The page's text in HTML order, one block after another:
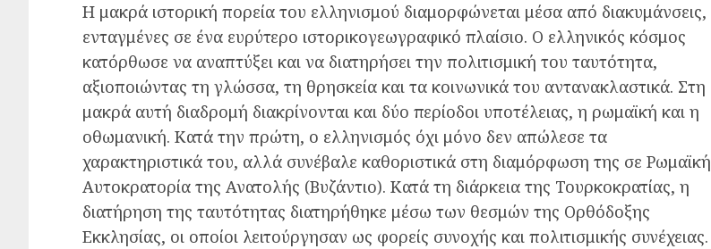
Η μακρά ιστορική πορεία του ελληνισμού διαμορφώνεται μέσα από διακυμάνσεις,
ενταγμένες σε ένα ευρύτερο ιστορικογεωγραφικό πλαίσιο. Ο ελληνικός κόσμος
κατόρθωσε να αναπτύξει και να διατηρήσει την πολιτισμική του ταυτότητα,
αξιοποιώντας τη γλώσσα, τη θρησκεία και τα κοινωνικά του αντανακλαστικά. Στη
μακρά αυτή διαδρομή διακρίνονται και δύο περίοδοι υποτέλειας, η ρωμαϊκή και η
οθωμανική. Κατά την πρώτη, ο ελληνισμός όχι μόνο δεν απώλεσε τα
χαρακτηριστικά του, αλλά συνέβαλε καθοριστικά στη διαμόρφωση της σε Ρωμαϊκή
Αυτοκρατορία της Ανατολής (Βυζάντιο). Κατά τη διάρκεια της Τουρκοκρατίας, η
διατήρηση της ταυτότητας διατηρήθηκε μέσω των θεσμών της Ορθόδοξης
Εκκλησίας, οι οποίοι λειτούργησαν ως φορείς συνοχής και πολιτισμικής συνέχειας.